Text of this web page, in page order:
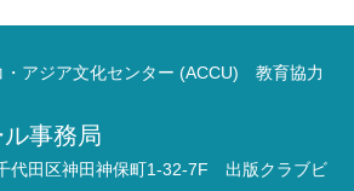
・アジア文化センター (ACCU) 教育協力
事務局
代田区神田神保町1-32-7F 出版クラブビ